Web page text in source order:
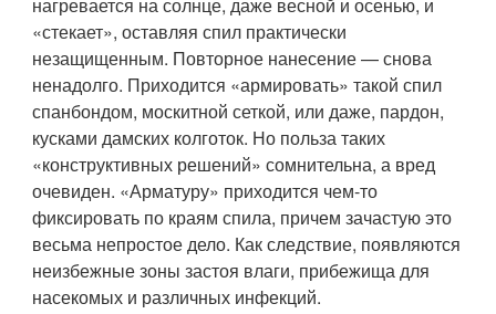
«стекает», оставляя спил практически
незащищенным. Повторное нанесение — снова
ненадолго. Приходится «армировать» такой спил
спанбондом, москитной сеткой, или даже, пардон,
кусками дамских колготок. Но польза таких
«конструктивных решений» сомнительна, а вред
очевиден. «Арматуру» приходится чем-то
фиксировать по краям спила, причем зачастую это
весьма непростое дело. Как следствие, появляются
неизбежные зоны застоя влаги, прибежища для
насекомых и различных инфекций.